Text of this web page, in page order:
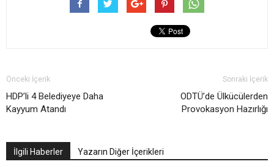
Önceki İçerik
HDP’li 4 Belediyeye Daha
Kayyum Atandı
Sonraki İçerik
ODTÜ’de Ülkücülerden
Provokasyon Hazırlığı
İlgili Haberler Yazarın Diğer İçerikleri